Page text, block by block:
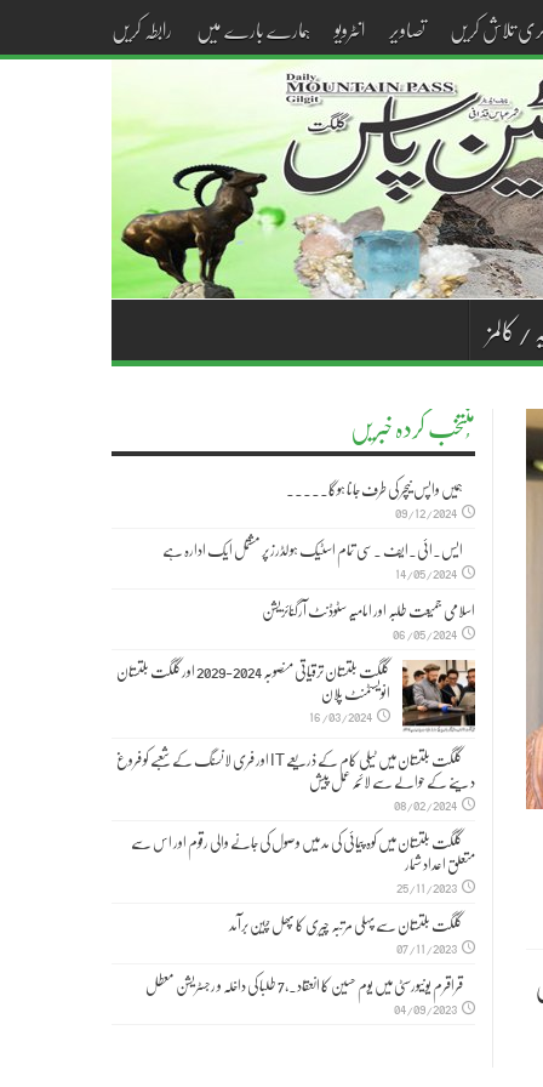
رابطہ کریں ہمارے بارے میں انٹرویو تصاویر تلاش کریں
/ کالمز
مُنتخب کردہ خبریں
ہمیں واپس نیچر کی طرف جانا ہوگا۔۔۔۔۔
09/12/2024
ایس۔ائی۔ایف ۔سی تمام اسٹیک ہولڈرز پر مشتمل ایک ادارہ ہے
14/05/2024
اسلامی جمیعت طلبہ اور امامیہ سٹوڈنٹ آرگنائزیشن
06/05/2024
گلگت بلتستان ترقیاتی منصوبہ 2024-2029 اورگلگت بلتستان
انویسٹمنٹ پلان
16/03/2024
گلگت بلتستان میں ٹیلی کام کے ذریعے IT اور فری لانسنگ کے شعبے کو فروغ
دینے کے حوالے سے لائحہ عمل پیش
08/02/2024
گلگت بلتستان میں کوہ پیمائی کی مد میں وصول کی جانے والی رقوم اور اس سے
متعلق اعداد شمار
25/11/2023
گلگت بلتستان سے پہلی مرتبہ چیری کا پھل چین برآمد
07/11/2023
قراقرم یونیورسٹی میں یوم حسین کا انعقاد۔,7 طلبا کی داخلہ و رجسٹریشن معطل
04/09/2023